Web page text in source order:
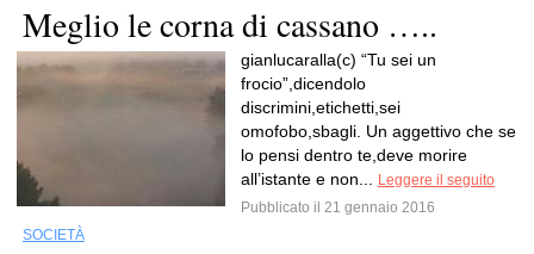
Meglio le corna di cassano …..
gianlucaralla(c) “Tu sei un
frocio”,dicendolo
discrimini,etichetti,sei
omofobo,sbagli. Un aggettivo che se
lo pensi dentro te,deve morire
all’istante e non...
Leggere il seguito
Pubblicato il 21 gennaio 2016
SOCIETÀ